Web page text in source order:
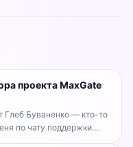
проекта MaxGate
Глеб Буваненко — кто-то
по чату поддержки....